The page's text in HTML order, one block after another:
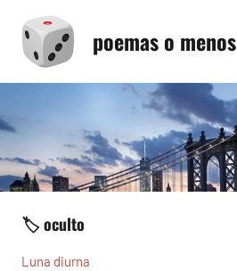
contenido
poemas o menos
🏷️ oculto
Luna diurna